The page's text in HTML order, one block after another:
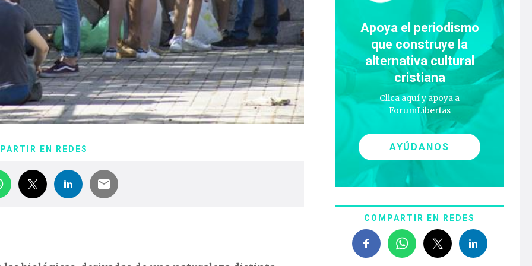
EN REDES
Apoya el periodismo
que construye la
alternativa cultural
cristiana
Clica aquí y apoya a
ForumLibertas
AYÚDANOS
COMPARTIR EN REDES